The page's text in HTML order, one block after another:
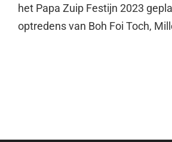
het Papa Zuip Festijn 2023
optredens van Boh Foi Toch,